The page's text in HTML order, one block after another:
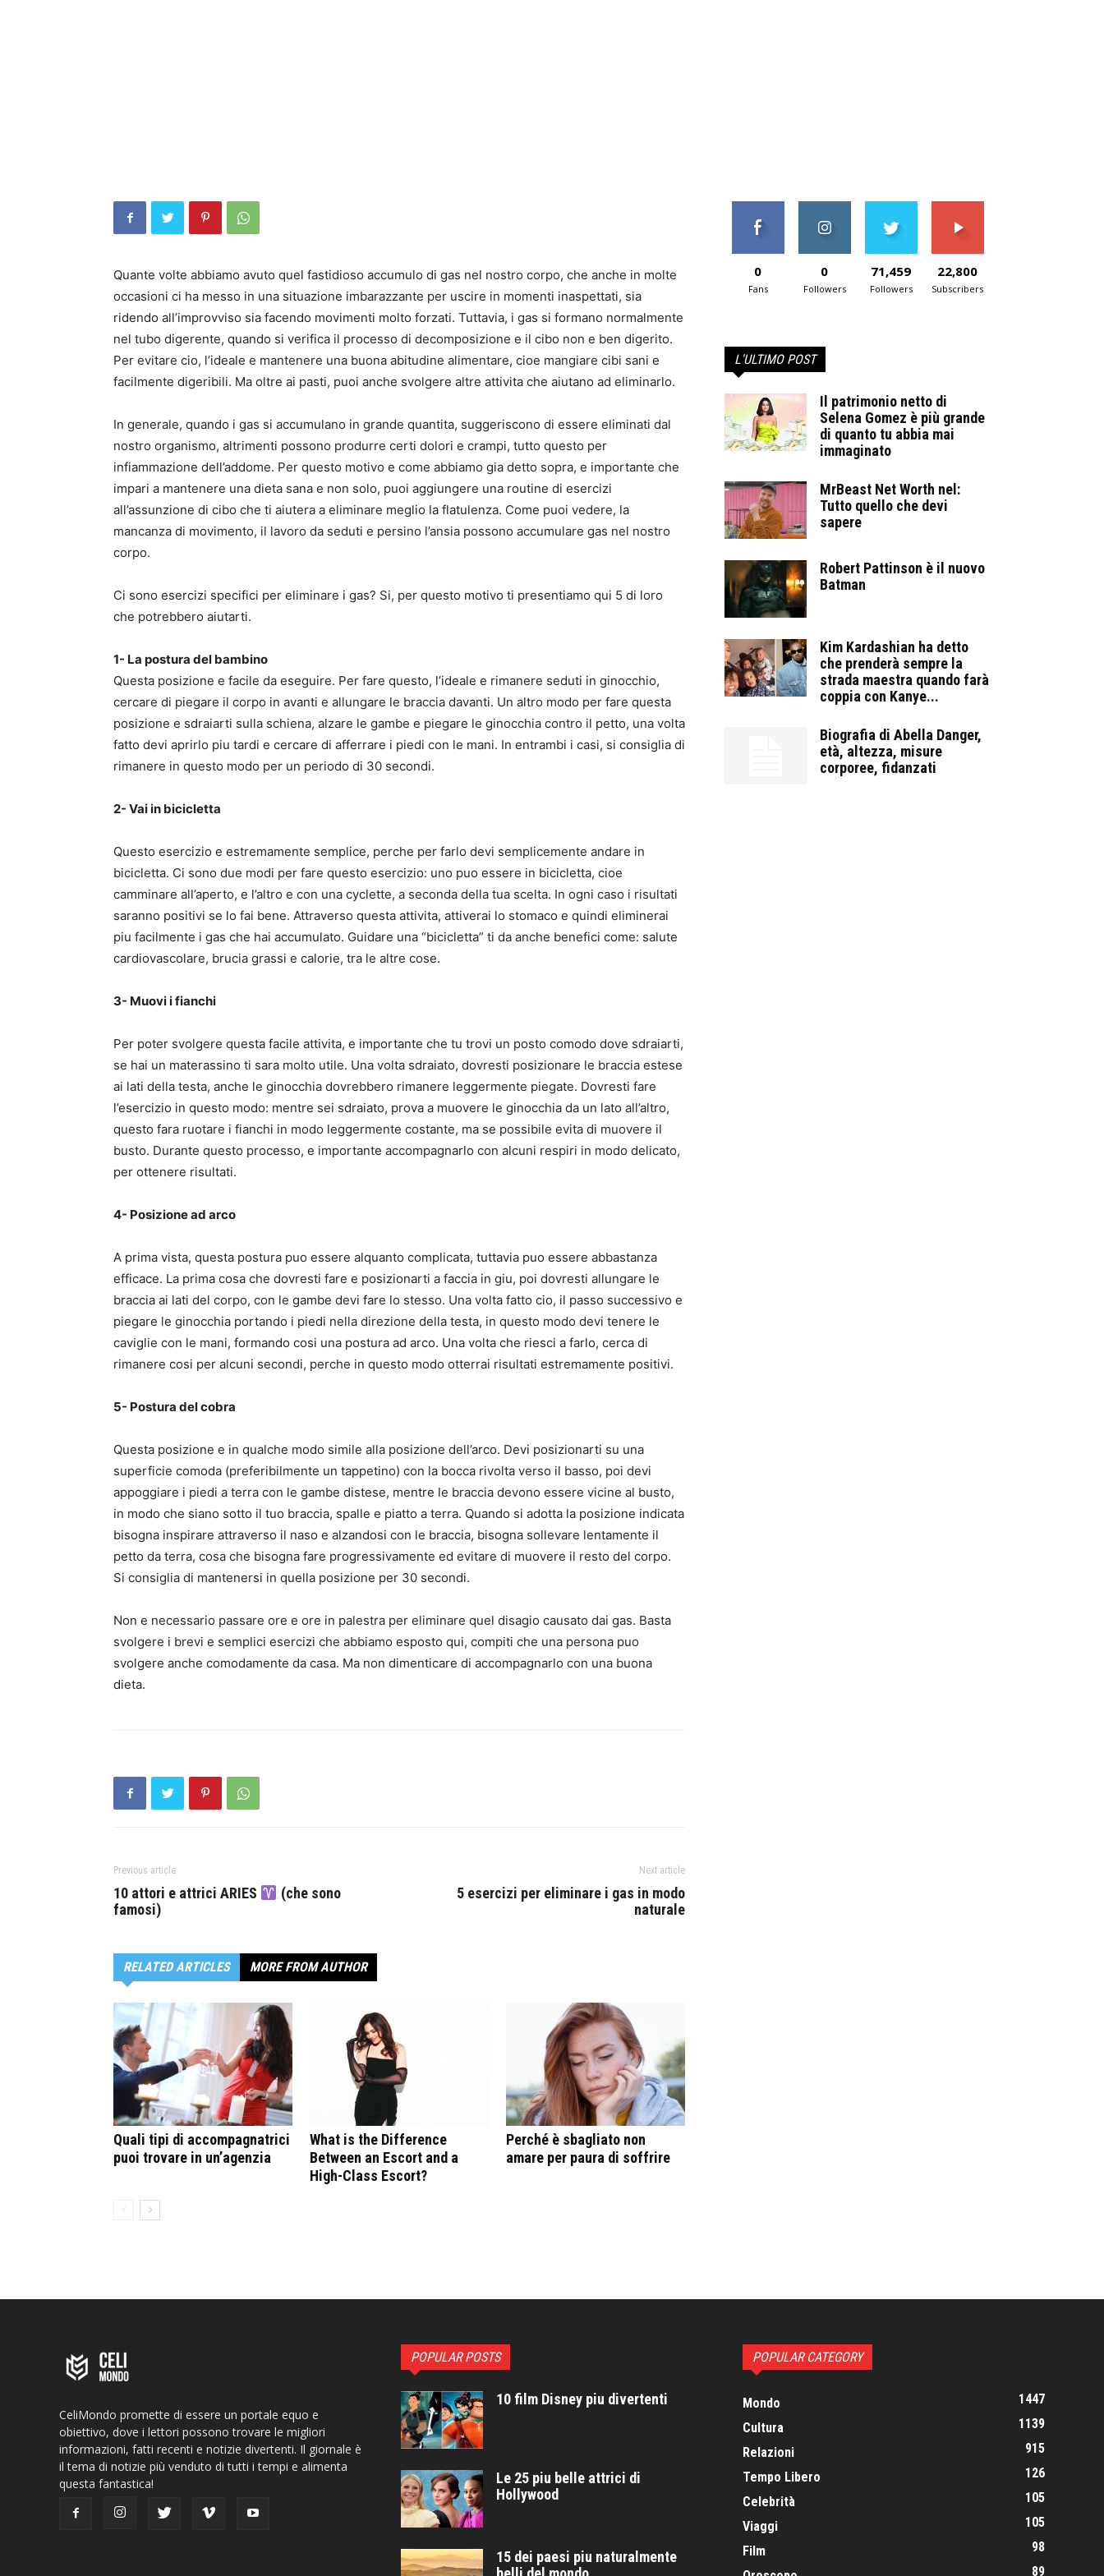
Quante volte abbiamo avuto quel fastidioso accumulo di gas nel nostro corpo, che anche in molte
occasioni ci ha messo in una situazione imbarazzante per uscire in momenti inaspettati, sia
ridendo all’improvviso sia facendo movimenti molto forzati. Tuttavia, i gas si formano normalmente
nel tubo digerente, quando si verifica il processo di decomposizione e il cibo non e ben digerito.
Per evitare cio, l’ideale e mantenere una buona abitudine alimentare, cioe mangiare cibi sani e
facilmente digeribili. Ma oltre ai pasti, puoi anche svolgere altre attivita che aiutano ad eliminarlo.
In generale, quando i gas si accumulano in grande quantita, suggeriscono di essere eliminati dal
nostro organismo, altrimenti possono produrre certi dolori e crampi, tutto questo per
infiammazione dell’addome. Per questo motivo e come abbiamo gia detto sopra, e importante che
impari a mantenere una dieta sana e non solo, puoi aggiungere una routine di esercizi
all’assunzione di cibo che ti aiutera a eliminare meglio la flatulenza. Come puoi vedere, la
mancanza di movimento, il lavoro da seduti e persino l’ansia possono accumulare gas nel nostro
corpo.
Ci sono esercizi specifici per eliminare i gas? Si, per questo motivo ti presentiamo qui 5 di loro
che potrebbero aiutarti.
1- La postura del bambino
Questa posizione e facile da eseguire. Per fare questo, l’ideale e rimanere seduti in ginocchio,
cercare di piegare il corpo in avanti e allungare le braccia davanti. Un altro modo per fare questa
posizione e sdraiarti sulla schiena, alzare le gambe e piegare le ginocchia contro il petto, una volta
fatto devi aprirlo piu tardi e cercare di afferrare i piedi con le mani. In entrambi i casi, si consiglia di
rimanere in questo modo per un periodo di 30 secondi.
2- Vai in bicicletta
Questo esercizio e estremamente semplice, perche per farlo devi semplicemente andare in
bicicletta. Ci sono due modi per fare questo esercizio: uno puo essere in bicicletta, cioe
camminare all’aperto, e l’altro e con una cyclette, a seconda della tua scelta. In ogni caso i risultati
saranno positivi se lo fai bene. Attraverso questa attivita, attiverai lo stomaco e quindi eliminerai
piu facilmente i gas che hai accumulato. Guidare una “bicicletta” ti da anche benefici come: salute
cardiovascolare, brucia grassi e calorie, tra le altre cose.
3- Muovi i fianchi
Per poter svolgere questa facile attivita, e importante che tu trovi un posto comodo dove sdraiarti,
se hai un materassino ti sara molto utile. Una volta sdraiato, dovresti posizionare le braccia estese
ai lati della testa, anche le ginocchia dovrebbero rimanere leggermente piegate. Dovresti fare
l’esercizio in questo modo: mentre sei sdraiato, prova a muovere le ginocchia da un lato all’altro,
questo fara ruotare i fianchi in modo leggermente costante, ma se possibile evita di muovere il
busto. Durante questo processo, e importante accompagnarlo con alcuni respiri in modo delicato,
per ottenere risultati.
4- Posizione ad arco
A prima vista, questa postura puo essere alquanto complicata, tuttavia puo essere abbastanza
efficace. La prima cosa che dovresti fare e posizionarti a faccia in giu, poi dovresti allungare le
braccia ai lati del corpo, con le gambe devi fare lo stesso. Una volta fatto cio, il passo successivo e
piegare le ginocchia portando i piedi nella direzione della testa, in questo modo devi tenere le
caviglie con le mani, formando cosi una postura ad arco. Una volta che riesci a farlo, cerca di
rimanere cosi per alcuni secondi, perche in questo modo otterrai risultati estremamente positivi.
5- Postura del cobra
Questa posizione e in qualche modo simile alla posizione dell’arco. Devi posizionarti su una
superficie comoda (preferibilmente un tappetino) con la bocca rivolta verso il basso, poi devi
appoggiare i piedi a terra con le gambe distese, mentre le braccia devono essere vicine al busto,
in modo che siano sotto il tuo braccia, spalle e piatto a terra. Quando si adotta la posizione indicata
bisogna inspirare attraverso il naso e alzandosi con le braccia, bisogna sollevare lentamente il
petto da terra, cosa che bisogna fare progressivamente ed evitare di muovere il resto del corpo.
Si consiglia di mantenersi in quella posizione per 30 secondi.
Non e necessario passare ore e ore in palestra per eliminare quel disagio causato dai gas. Basta
svolgere i brevi e semplici esercizi che abbiamo esposto qui, compiti che una persona puo
svolgere anche comodamente da casa. Ma non dimenticare di accompagnarlo con una buona
dieta.
Previous article
10 attori e attrici ARIES
(che sono
famosi)
Next article
5 esercizi per eliminare i gas in modo
naturale
RELATED ARTICLES MORE FROM AUTHOR
Quali tipi di accompagnatrici
puoi trovare in un’agenzia
What is the Difference
Between an Escort and a
High-Class Escort?
Perché è sbagliato non
amare per paura di soffrire
0
Fans
0
Followers
71,459
Followers
22,800
Subscribers
L'ULTIMO POST
Il patrimonio netto di
Selena Gomez è più grande
di quanto tu abbia mai
immaginato
MrBeast Net Worth nel:
Tutto quello che devi
sapere
Robert Pattinson è il nuovo
Batman
Kim Kardashian ha detto
che prenderà sempre la
strada maestra quando farà
coppia con Kanye...
Biografia di Abella Danger,
età, altezza, misure
corporee, fidanzati
CeliMondo promette di essere un portale equo e
obiettivo, dove i lettori possono trovare le migliori
informazioni, fatti recenti e notizie divertenti. Il giornale è
il tema di notizie più venduto di tutti i tempi e alimenta
questa fantastica!
POPULAR POSTS
10 film Disney piu divertenti
Le 25 piu belle attrici di
Hollywood
15 dei paesi piu naturalmente
POPULAR CATEGORY
Mondo
1447
Cultura
1139
Relazioni
915
Tempo Libero
126
Celebrità
105
Viaggi
105
Film
98
89